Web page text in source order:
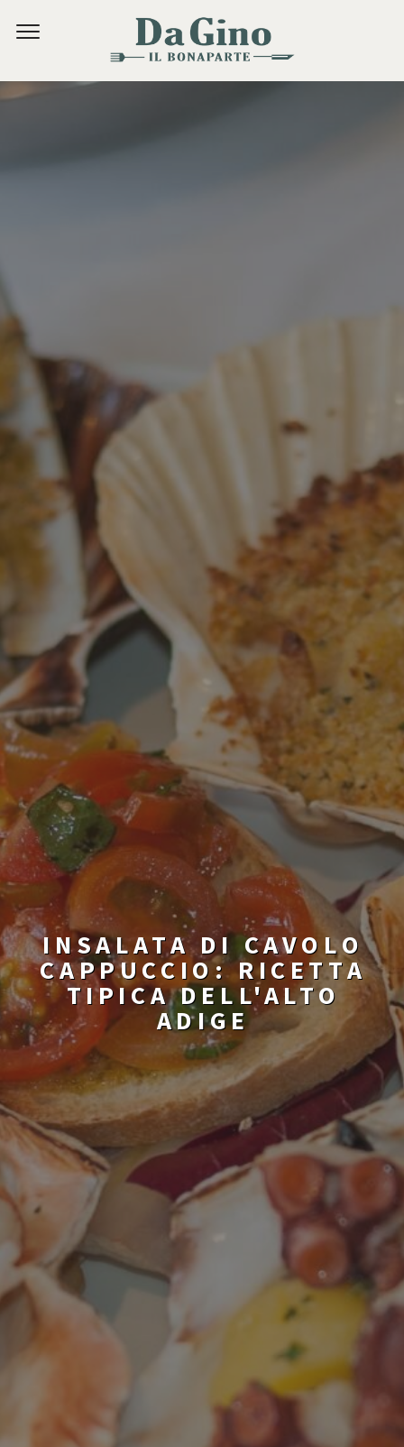
INSALATA DI CAVOLO
CAPPUCCIO: RICETTA
TIPICA DELL'ALTO
ADIGE